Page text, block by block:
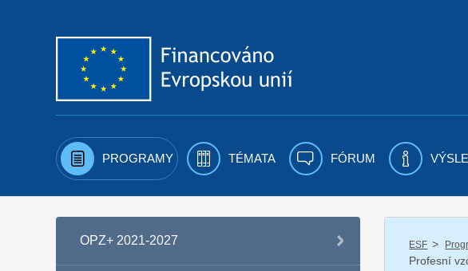
PROGRAMY TÉMATA FÓRUM
OPZ+ 2021-2027 ESF /
Profesní